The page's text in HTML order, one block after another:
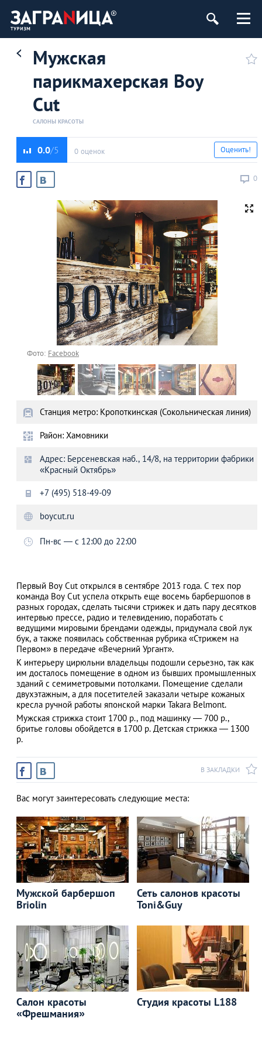
Мужская
парикмахерская Boy
Cut
САЛОНЫ КРАСОТЫ
0.0 0 оценок
0
Оценить!
Фото: Facebook
Станция метро: Кропоткинская (Сокольническая линия)
Район: Хамовники
Адрес: Берсеневская наб., 14/8, на территории фабрики
«Красный Октябрь»
+7 (495) 518-49-09
boycut.ru
Пн-вс — с 12:00 до 22:00
Первый Boy Cut открылся в сентябре 2013 года. С тех пор
команда Boy Cut успела открыть еще восемь барбершопов в
разных городах, сделать тысячи стрижек и дать пару десятков
интервью прессе, радио и телевидению, поработать с
ведущими мировыми брендами одежды, придумала свой лук
бук, а также появилась собственная рубрика «Стрижем на
Первом» в передаче «Вечерний Ургант».
К интерьеру цирюльни владельцы подошли серьезно, так как
им досталось помещение в одном из бывших промышленных
зданий с семиметровыми потолками. Помещение сделали
двухэтажным, а для посетителей заказали четыре кожаных
кресла ручной работы японской марки Takara Belmont.
Мужская стрижка стоит 1700 р., под машинку — 700 р.,
бритье головы обойдется в 1700 р. Детская стрижка — 1300
р.
В ЗАКЛАДКИ
Вас могут заинтересовать следующие места:
Мужской барбершоп
Briolin
Сеть салонов красоты
Toni&Guy
Салон красоты
«Фрешмания»
Студия красоты L188